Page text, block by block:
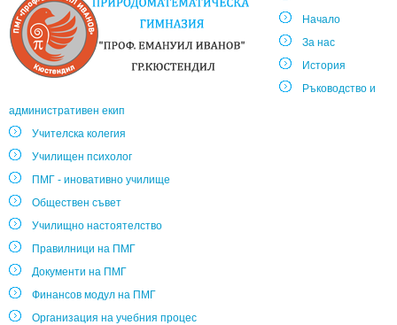
Начало
За нас
История
Ръководство и
административен екип
Учителска колегия
Училищен психолог
ПМГ - иновативно училище
Обществен съвет
Училищно настоятелство
Правилници на ПМГ
Документи на ПМГ
Финансов модул на ПМГ
Организация на учебния процес